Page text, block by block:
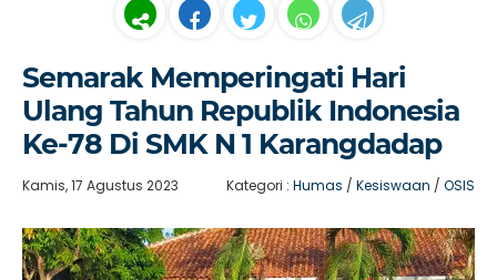
Semarak Memperingati Hari
Ulang Tahun Republik Indonesia
Ke-78 Di SMK N 1 Karangdadap
Kamis, 17 Agustus 2023 Kategori : Humas / Kesiswaan / OSIS